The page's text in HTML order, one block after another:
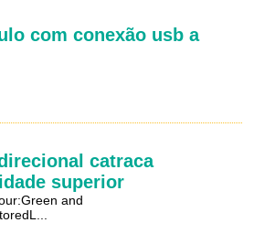
com conexão usb a
catraca
superior
and